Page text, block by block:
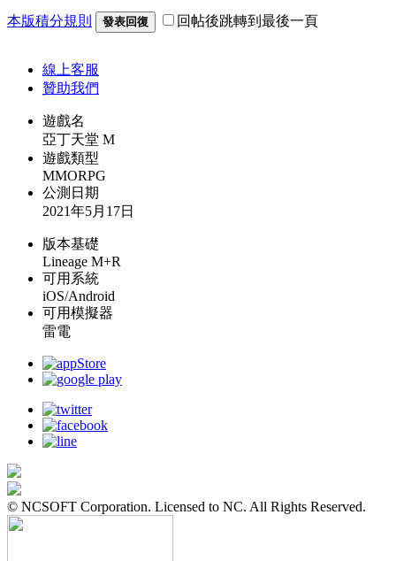
本版積分規則 發表回復 回帖後跳轉到最後一頁
線上客服
贊助我們
遊戲名
亞丁天堂 M
遊戲類型
MMORPG
公測日期
2021年5月17日
版本基礎
Lineage M+R
可用系統
iOS/Android
可用模擬器
雷電
© NCSOFT Corporation. Licensed to NC. All Rights Reserved.